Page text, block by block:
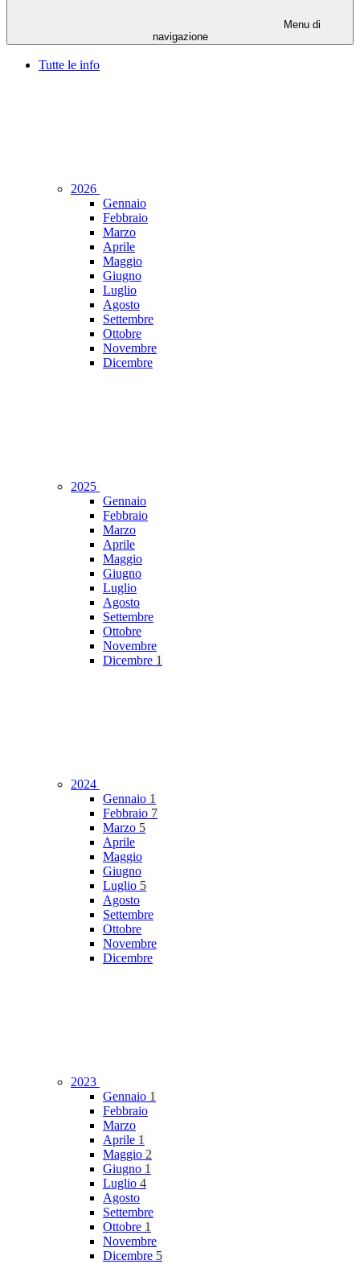
Menu di
navigazione
Tutte le info
2026
Gennaio
Febbraio
Marzo
Aprile
Maggio
Giugno
Luglio
Agosto
Settembre
Ottobre
Novembre
Dicembre
2025
Gennaio
Febbraio
Marzo
Aprile
Maggio
Giugno
Luglio
Agosto
Settembre
Ottobre
Novembre
Dicembre 1
2024
Gennaio 1
Febbraio 7
Marzo 5
Aprile
Maggio
Giugno
Luglio 5
Agosto
Settembre
Ottobre
Novembre
Dicembre
2023
Gennaio 1
Febbraio
Marzo
Aprile 1
Maggio 2
Giugno 1
Luglio 4
Agosto
Settembre
Ottobre 1
Novembre
Dicembre 5